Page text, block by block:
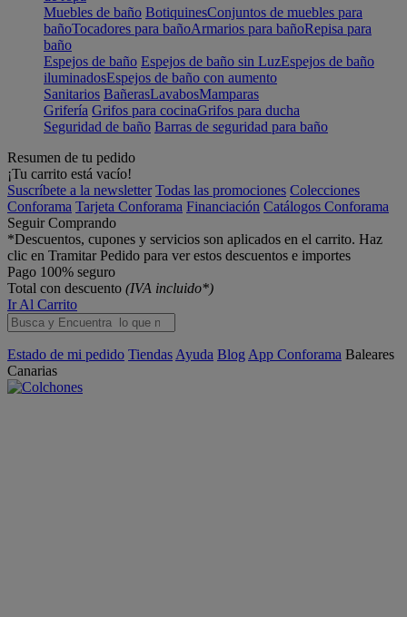
Muebles de baño BotiquinesConjuntos de muebles para
bañoTocadores para bañoArmarios para bañoRepisa para
baño
Espejos de baño Espejos de baño sin LuzEspejos de baño
iluminadosEspejos de baño con aumento
Sanitarios BañerasLavabosMamparas
Grifería Grifos para cocinaGrifos para ducha
Seguridad de baño Barras de seguridad para baño
Resumen de tu pedido
¡Tu carrito está vacío!
Suscríbete a la newsletter Todas las promociones Colecciones
Conforama Tarjeta Conforama Financiación Catálogos Conforama
Seguir Comprando
*Descuentos, cupones y servicios son aplicados en el carrito. Haz
clic en Tramitar Pedido para ver estos descuentos e importes
Pago 100% seguro
Total con descuento (IVA incluido*)
Ir Al Carrito
Estado de mi pedido Tiendas Ayuda Blog App Conforama Baleares
Canarias